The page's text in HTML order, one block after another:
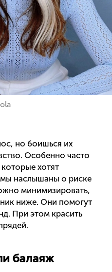
но боишься их
Особенно часто
хотят
наслышаны о риске
минимизировать,
ниже. Они помогут
При этом красить
балаяж